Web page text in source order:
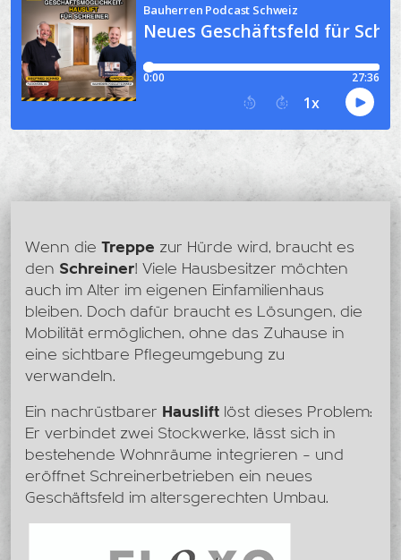
Wenn die Treppe zur Hürde wird, braucht es
den Schreiner! Viele Hausbesitzer möchten
auch im Alter im eigenen Einfamilienhaus
bleiben. Doch dafür braucht es Lösungen, die
Mobilität ermöglichen, ohne das Zuhause in
eine sichtbare Pflegeumgebung zu
verwandeln.
Ein nachrüstbarer Hauslift löst dieses Problem:
Er verbindet zwei Stockwerke, lässt sich in
bestehende Wohnräume integrieren – und
eröffnet Schreinerbetrieben ein neues
Geschäftsfeld im altersgerechten Umbau.